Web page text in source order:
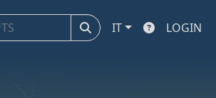
IT LOGIN